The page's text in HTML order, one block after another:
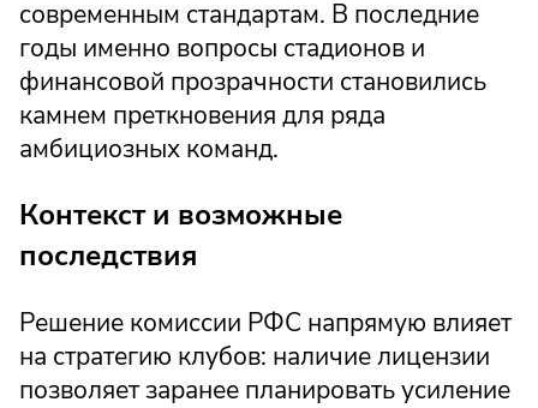
современным стандартам. В последние
годы именно вопросы стадионов и
финансовой прозрачности становились
камнем преткновения для ряда
амбициозных команд.
Контекст и возможные
последствия
Решение комиссии РФС напрямую влияет
на стратегию клубов: наличие лицензии
позволяет заранее планировать усиление